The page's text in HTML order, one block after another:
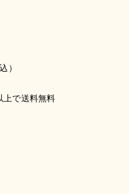
）
上で送料無料